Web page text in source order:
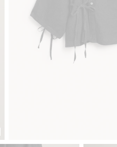
Gratis fraktalternativ